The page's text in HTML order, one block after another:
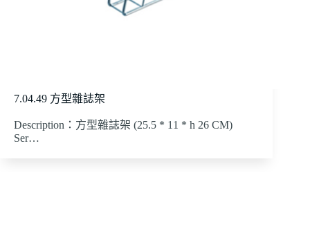
7.04.49 方型雜誌架
Description：方型雜誌架 (25.5 * 11 * h 26 CM)
Ser…